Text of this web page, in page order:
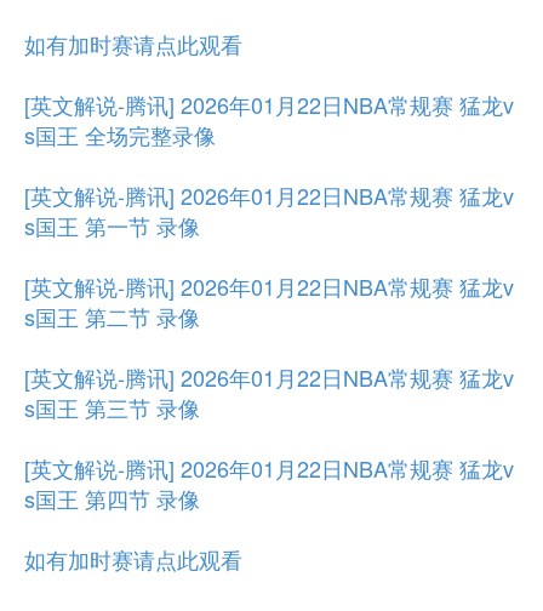
如有加时赛请点此观看
[英文解说-腾讯] 2026年01月22日NBA常规赛 猛龙v
s国王 全场完整录像
[英文解说-腾讯] 2026年01月22日NBA常规赛 猛龙v
s国王 第一节 录像
[英文解说-腾讯] 2026年01月22日NBA常规赛 猛龙v
s国王 第二节 录像
[英文解说-腾讯] 2026年01月22日NBA常规赛 猛龙v
s国王 第三节 录像
[英文解说-腾讯] 2026年01月22日NBA常规赛 猛龙v
s国王 第四节 录像
如有加时赛请点此观看